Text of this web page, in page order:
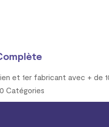
et 1er fabricant avec + de
Catégories